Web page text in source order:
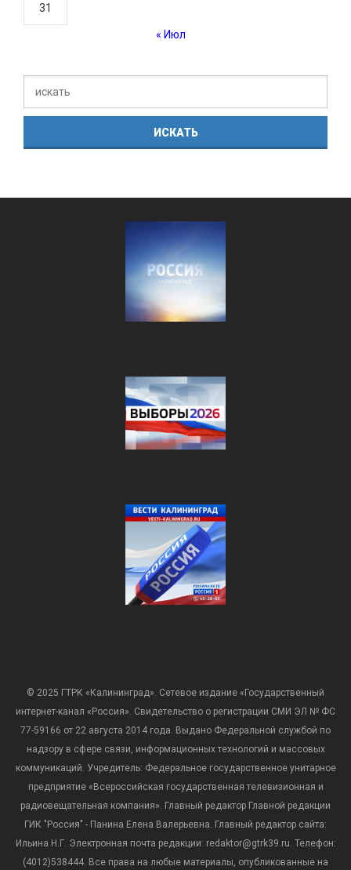
31
« Июл
© 2025 ГТРК «Калининград». Сетевое издание «Государственный
интернет-канал «Россия». Свидетельство о регистрации СМИ ЭЛ № ФС
77-59166 от 22 августа 2014 года. Выдано Федеральной службой по
надзору в сфере связи, информационных технологий и массовых
коммуникаций. Учредитель: Федеральное государственное унитарное
предприятие «Всероссийская государственная телевизионная и
радиовещательная компания». Главный редактор Главной редакции
ГИК "Россия" - Панина Елена Валерьевна. Главный редактор сайта:
Ильина Н.Г. Электронная почта редакции: redaktor@gtrk39.ru. Телефон:
(4012)538444. Все права на любые материалы, опубликованные на